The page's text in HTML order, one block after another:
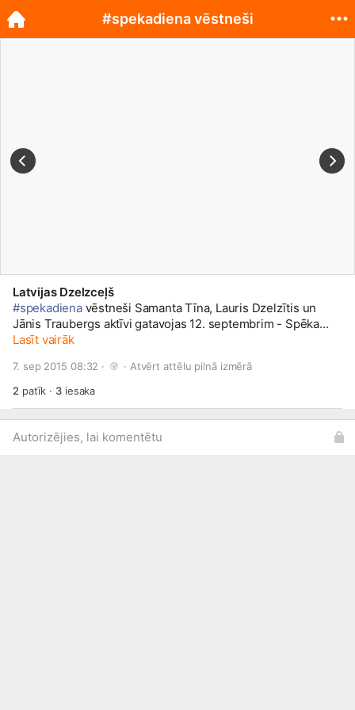
Latvijas Dzelzceļš
#spekadienavēstneši Samanta Tīna, Lauris Dzelzītis un
Jānis Traubergs aktīvi gatavojas 12. septembrim - Spēka
dienai! Turpini gatavoties arī Tu, lietojot tēmturi
www.spekadiena.lv/
Lasīt vairāk
7. sep 2015 08:32 · · Atvērt attēlu pilnā izmērā
2 patīk · 3iesaka
Autorizējies, lai komentētu
#spekadiena vēstneši